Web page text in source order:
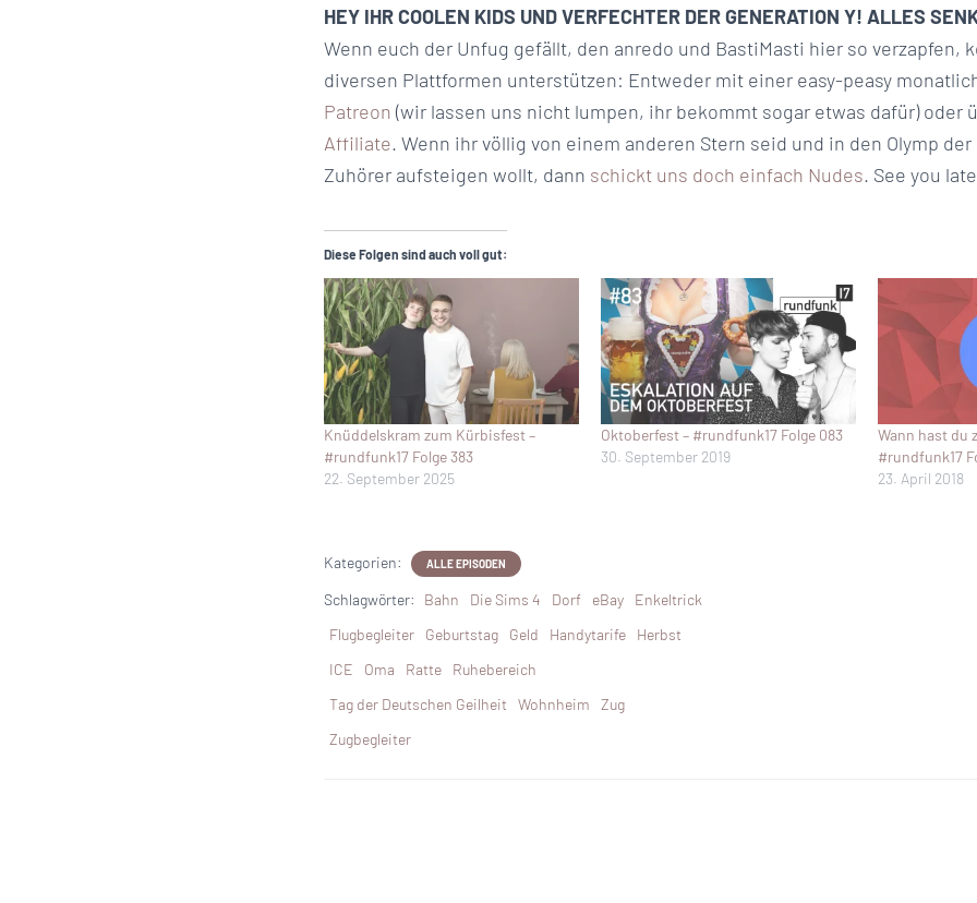
HEY IHR COOLEN KIDS UND VERFECHTER DER GENERATION Y! ALLES
Wenn euch der Unfug gefällt, den anredo und BastiMasti hier so verzapfen,
diversen Plattformen unterstützen: Entweder mit einer easy-peasy
Patreon (wir lassen uns nicht lumpen, ihr bekommt sogar etwas dafür) oder
Affiliate. Wenn ihr völlig von einem anderen Stern seid und in den Olymp
Zuhörer aufsteigen wollt, dann schickt uns doch einfach Nudes. See you
Diese Folgen sind auch voll gut:
Knüddelskram zum Kürbisfest –
#rundfunk17 Folge 383
22. September 2025
Oktoberfest – #rundfunk17 Folge 083
30. September 2019
Wann hast du
#rundfunk17
23. April 2018
Kategorien: ALLE EPISODEN
Schlagwörter: Bahn Die Sims 4 Dorf eBay
Enkeltrick
Flugbegleiter
Geburtstag Geld Handytarife
Herbst
ICE
Oma Ratte
Ruhebereich
Tag der Deutschen Geilheit
Wohnheim
Zug
Zugbegleiter